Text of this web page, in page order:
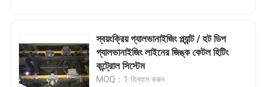
স্বয়ংক্রিয় গ্যালভানাইজিং প্ল্যান্ট / হট ডিপ
গ্যালভানাইজিং লাইনের জিঙ্ক কেটল হিটিং
কন্ট্রোল সিস্টেম
MOQ：1 বিন্যাস করুন